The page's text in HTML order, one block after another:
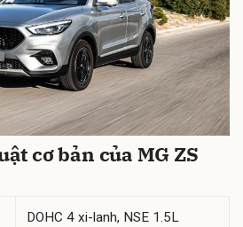
cơ bản của MG ZS
DOHC 4 xi-lanh, NSE 1.5L